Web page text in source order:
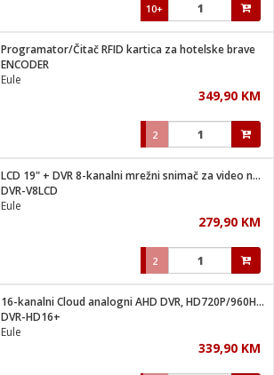
10+
Programator/Čitač RFID kartica za hotelske brave
ENCODER
Eule
349,90 KM
2
LCD 19" + DVR 8-kanalni mrežni snimač za video nadzor
DVR-V8LCD
Eule
279,90 KM
2
16-kanalni Cloud analogni AHD DVR, HD720P/960H/D1, HDMI/VGA
DVR-HD16+
Eule
339,90 KM